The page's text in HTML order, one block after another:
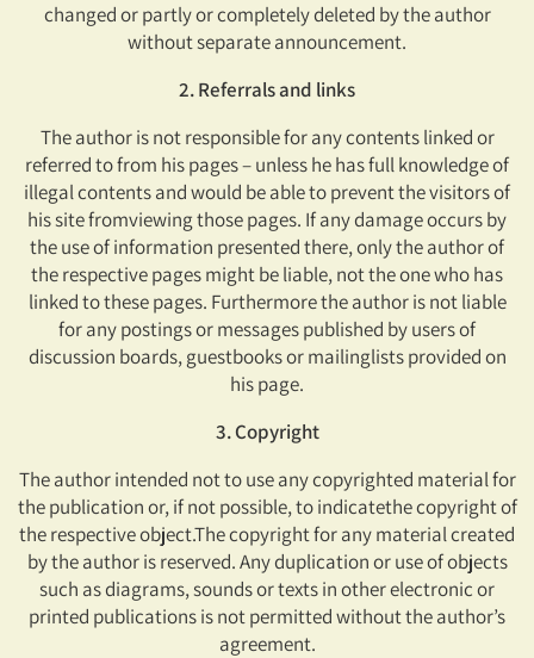
changed or partly or completely deleted by the author
without separate announcement.
2. Referrals and links
The author is not responsible for any contents linked or
referred to from his pages – unless he has full knowledge of
illegal contents and would be able to prevent the visitors of
his site fromviewing those pages. If any damage occurs by
the use of information presented there, only the author of
the respective pages might be liable, not the one who has
linked to these pages. Furthermore the author is not liable
for any postings or messages published by users of
discussion boards, guestbooks or mailinglists provided on
his page.
3. Copyright
The author intended not to use any copyrighted material for
the publication or, if not possible, to indicatethe copyright of
the respective object.The copyright for any material created
by the author is reserved. Any duplication or use of objects
such as diagrams, sounds or texts in other electronic or
printed publications is not permitted without the author’s
agreement.